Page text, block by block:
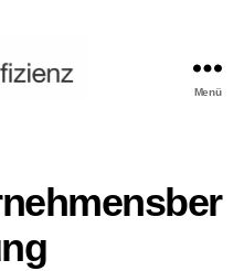
gemeinnützige
Menü